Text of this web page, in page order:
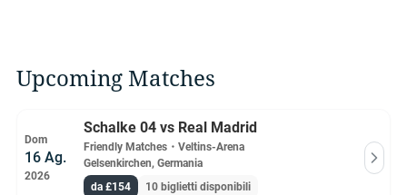
Upcoming Matches
Dom
16 Ag.
2026
Schalke 04 vs Real Madrid
Friendly Matches ・ Veltins-Arena
Gelsenkirchen, Germania
da £154
10 biglietti disponibili